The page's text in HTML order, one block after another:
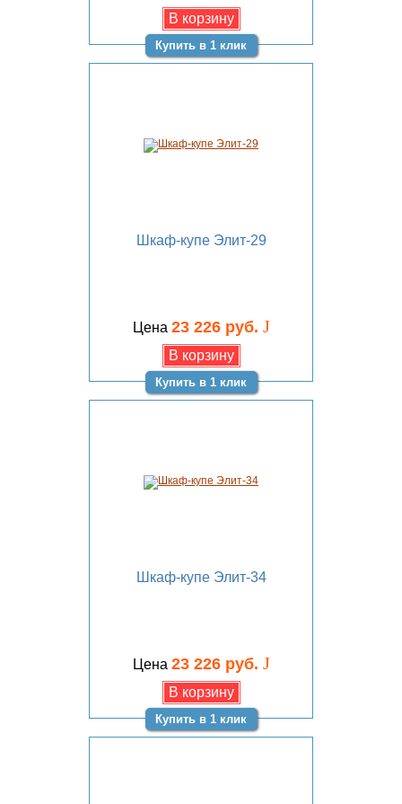
Купить в 1 клик
Шкаф-купе Элит-29
Цена 23 226 руб. J
Купить в 1 клик
Шкаф-купе Элит-34
Цена 23 226 руб. J
Купить в 1 клик